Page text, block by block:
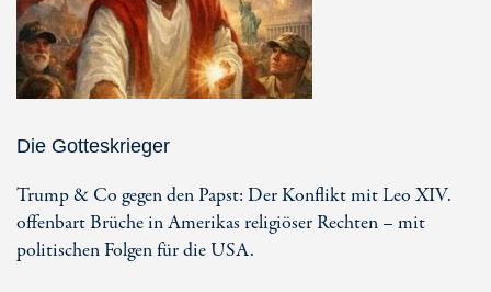
Die Gotteskrieger
Trump & Co gegen den Papst: Der Konflikt mit Leo XIV.
offenbart Brüche in Amerikas religiöser Rechten – mit
politischen Folgen für die USA.